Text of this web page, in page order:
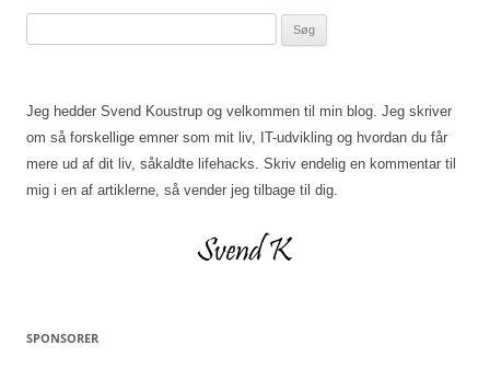
Jeg hedder Svend Koustrup og velkommen til min blog. Jeg skriver
om så forskellige emner som mit liv, IT-udvikling og hvordan du får
mere ud af dit liv, såkaldte lifehacks. Skriv endelig en kommentar til
mig i en af artiklerne, så vender jeg tilbage til dig.
SPONSORER